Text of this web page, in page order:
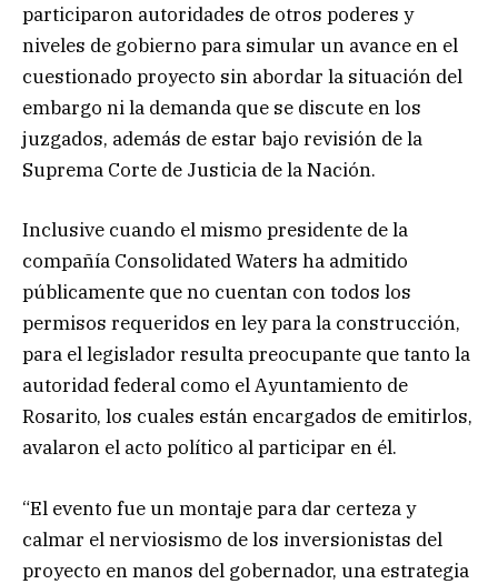
participaron autoridades de otros poderes y
niveles de gobierno para simular un avance en el
cuestionado proyecto sin abordar la situación del
embargo ni la demanda que se discute en los
juzgados, además de estar bajo revisión de la
Suprema Corte de Justicia de la Nación.
Inclusive cuando el mismo presidente de la
compañía Consolidated Waters ha admitido
públicamente que no cuentan con todos los
permisos requeridos en ley para la construcción,
para el legislador resulta preocupante que tanto la
autoridad federal como el Ayuntamiento de
Rosarito, los cuales están encargados de emitirlos,
avalaron el acto político al participar en él.
“El evento fue un montaje para dar certeza y
calmar el nerviosismo de los inversionistas del
proyecto en manos del gobernador, una estrategia